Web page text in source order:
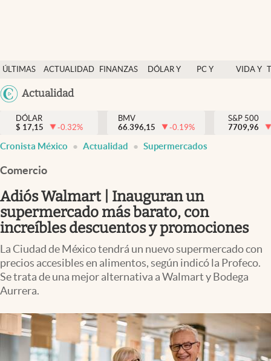
ÚLTIMAS
NOTICIAS
ACTUALIDAD
FINANZAS
DÓLAR Y
PC Y
VIDA Y
México
Actualidad
Actualidad
Finanzas y economía
Dólar y mercados
Pc y celular
Vida y estilo
Tv
Clima
Mediakit
abre en nueva pestaña
México
DÓLAR
$ 17,15 -0.32%
BMV
66.396,15
-0.19%
S&P 500
7709,96
Cronista México Actualidad Supermercados
Comercio
Adiós Walmart | Inauguran un
supermercado más barato, con
increíbles descuentos y promociones
La Ciudad de México tendrá un nuevo supermercado con
precios accesibles en alimentos, según indicó la Profeco.
Se trata de una mejor alternativa a Walmart y Bodega
Aurrera.